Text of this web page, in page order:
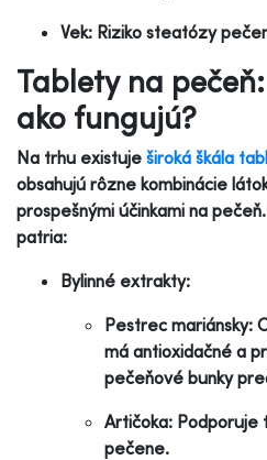
Vek: Riziko steatózy
Tablety na
ako fungujú?
Na trhu existuje široká škála
obsahujú rôzne kombinácie
prospešnými účinkami na
patria:
Bylinné extrakty:
Pestrec mariánsky:
má antioxidačné a
pečeňové bunky
Artičoka: Podporuje
pečene.